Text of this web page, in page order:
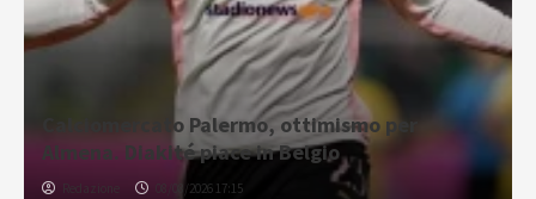
Calciomercato Palermo, ottimismo per
Almena. Diakité piace in Belgio
08/08/2026 17:15